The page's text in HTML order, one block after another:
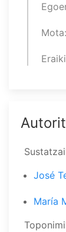
Mota
José
María